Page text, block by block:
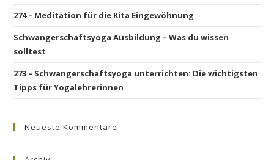
274 – Meditation für die Kita Eingewöhnung
Schwangerschaftsyoga Ausbildung – Was du wissen
solltest
273 – Schwangerschaftsyoga unterrichten: Die wichtigsten
Tipps für Yogalehrerinnen
Neueste Kommentare